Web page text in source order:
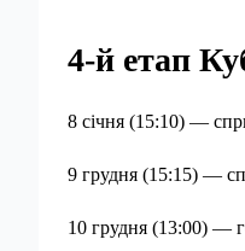
4-й етап
8 січня (15:10) —
9 грудня (15:15) —
10 грудня (13:00) —